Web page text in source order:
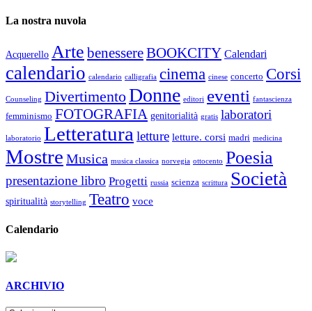
La nostra nuvola
Acquerello Arte benessereBOOKCITY Calendari
calendario calendario calligrafia cinema cinese concerto Corsi
Counseling DivertimentoDonne editori eventi fantascienza
femminismo FOTOGRAFIA genitorialità gratis laboratori
laboratorio Letteratura letture letture. corsi madri medicina
Mostre Musica musica classica norvegia ottocento Poesia
presentazione libro Progetti russia scienza scrittura Società
spiritualità storytelling Teatro voce
Calendario
ARCHIVIO